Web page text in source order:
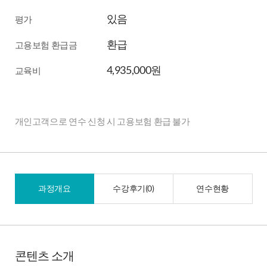
평가 있음
고용보험 환급금 환급
교육비 4,935,000원
개인고객으로 연수 신청 시 고용보험 환급 불가
과정개요 수강후기(0) 연수현황
콘텐츠 소개